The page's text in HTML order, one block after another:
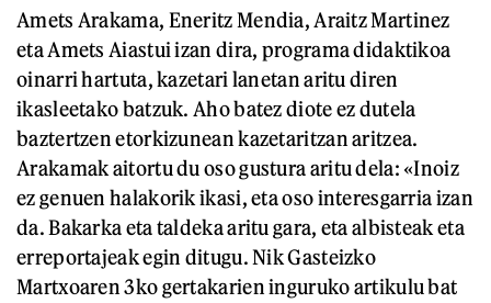
Amets Arakama, Eneritz Mendia, Araitz Martinez
eta Amets Aiastui izan dira, programa didaktikoa
oinarri hartuta, kazetari lanetan aritu diren
ikasleetako batzuk. Aho batez diote ez dutela
baztertzen etorkizunean kazetaritzan aritzea.
Arakamak aitortu du oso gustura aritu dela: «Inoiz
ez genuen halakorik ikasi, eta oso interesgarria izan
da. Bakarka eta taldeka aritu gara, eta albisteak eta
erreportajeak egin ditugu. Nik Gasteizko
Martxoaren 3ko gertakarien inguruko artikulu bat